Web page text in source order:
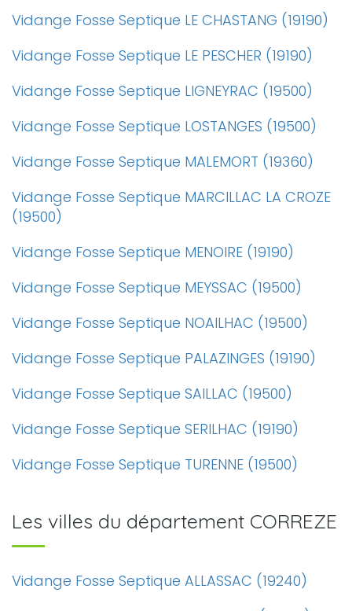
Vidange Fosse Septique LE CHASTANG (19190)
Vidange Fosse Septique LE PESCHER (19190)
Vidange Fosse Septique LIGNEYRAC (19500)
Vidange Fosse Septique LOSTANGES (19500)
Vidange Fosse Septique MALEMORT (19360)
Vidange Fosse Septique MARCILLAC LA CROZE
(19500)
Vidange Fosse Septique MENOIRE (19190)
Vidange Fosse Septique MEYSSAC (19500)
Vidange Fosse Septique NOAILHAC (19500)
Vidange Fosse Septique PALAZINGES (19190)
Vidange Fosse Septique SAILLAC (19500)
Vidange Fosse Septique SERILHAC (19190)
Vidange Fosse Septique TURENNE (19500)
Les villes du département CORREZE
Vidange Fosse Septique ALLASSAC (19240)